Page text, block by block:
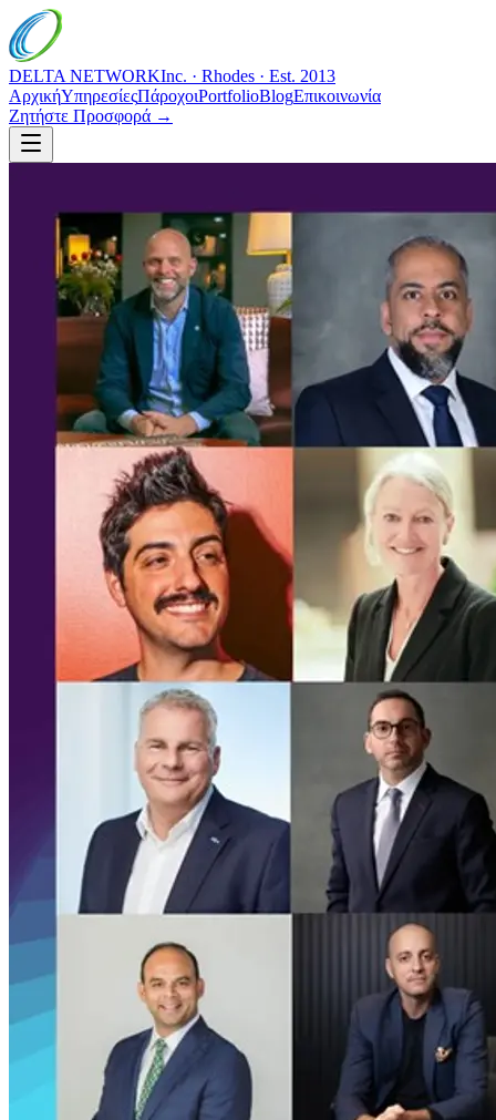
DELTA NETWORKInc. · Rhodes · Est. 2013
ΑρχικήΥπηρεσίεςΠάροχοιPortfolioBlogΕπικοινωνία
Ζητήστε Προσφορά →